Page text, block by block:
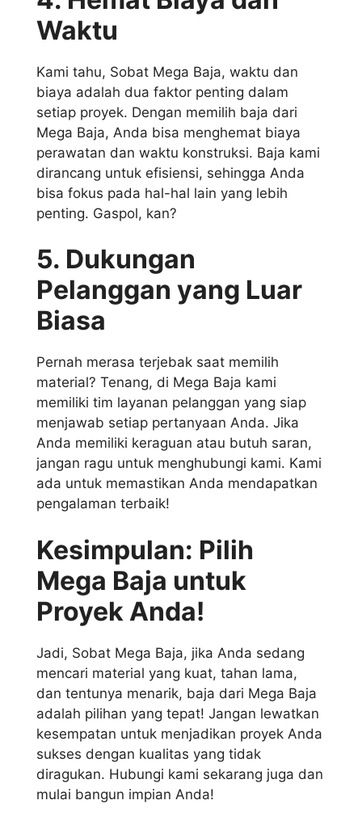
Waktu
Kami tahu, Sobat Mega Baja, waktu dan
biaya adalah dua faktor penting dalam
setiap proyek. Dengan memilih baja dari
Mega Baja, Anda bisa menghemat biaya
perawatan dan waktu konstruksi. Baja kami
dirancang untuk efisiensi, sehingga Anda
bisa fokus pada hal-hal lain yang lebih
penting. Gaspol, kan?
5. Dukungan
Pelanggan yang Luar
Biasa
Pernah merasa terjebak saat memilih
material? Tenang, di Mega Baja kami
memiliki tim layanan pelanggan yang siap
menjawab setiap pertanyaan Anda. Jika
Anda memiliki keraguan atau butuh saran,
jangan ragu untuk menghubungi kami. Kami
ada untuk memastikan Anda mendapatkan
pengalaman terbaik!
Kesimpulan: Pilih
Mega Baja untuk
Proyek Anda!
Jadi, Sobat Mega Baja, jika Anda sedang
mencari material yang kuat, tahan lama,
dan tentunya menarik, baja dari Mega Baja
adalah pilihan yang tepat! Jangan lewatkan
kesempatan untuk menjadikan proyek Anda
sukses dengan kualitas yang tidak
diragukan. Hubungi kami sekarang juga dan
mulai bangun impian Anda!